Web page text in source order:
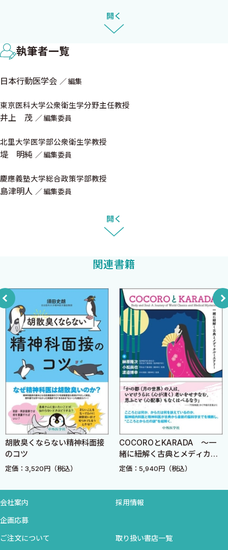
日本行動医学会理事長 編集委員代表
井上 茂
1．行動を支える脳の構造と機能
2．感情を起動する扁桃体
3．感情と身体反応
4．報酬を追求する線条体
6．目標志向行動と習慣行動
（b）行動の神経内分泌学（摂食などに関する内分泌ホルモンな
1．神経内分泌学
2．神経内分泌学と摂食行動
4．摂食を調節する薬剤
5．今後の展望
2．抑うつ様行動の評価法
（d）行動と遺伝（エピジェネティクス）〈武田弘志 宮川和
1．エピジェネティクスとは
2．うつ病とエピジェネティクス
3．統合失調症とエピジェネティクス
4．Rett 症候群とエピジェネティクス
5．ストレスレジリエンスにおけるエピジェネティクス制御
の可能性
【3】行動の心理学的理解
（a）認知の情報処理〈岩永 誠〉
1．人の認知情報処理
2．不安と抑うつにおける認知情報処理
（b）行動と性格〈井澤修平〉
1．行動医学における行動と性格
2．タイプA 行動パターン
4．がん関連性格
6．アレキシサイミア
（c）行動とライフサイクル〈中尾睦宏〉
開く
執筆者一覧
日本行動医学会 編集
東京医科大学公衆衛生学分野主任教授
井上 茂 編集委員
北里大学医学部公衆衛生学教授
堤 明純 編集委員
慶應義塾大学総合政策学部教授
島津明人 編集委員
開く
関連書籍
胡散臭くならない精神科面接
のコツ
定価：3,520円（税込）
COCOROとKARADA 〜一
緒に紐解く古典とメディカル
ミステリー〜
定価：5,940円（税込）
会社案内 採用情報
企画応募
ご注文について 取り扱い書店一覧